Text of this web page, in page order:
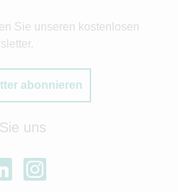
Sie unseren kostenlosen
abonnieren
uns